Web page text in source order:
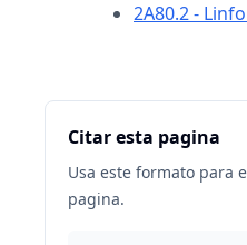
2A80.2 -
Citar esta pagina
Usa este formato para
pagina.